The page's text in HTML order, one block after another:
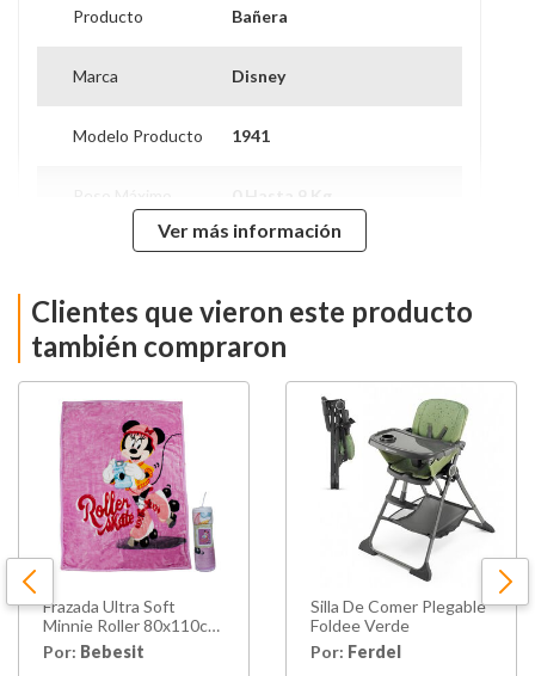
Producto Bañera
Marca Disney
Modelo Producto 1941
31 Cm
Ancho 28 Cm
Hecho en
Ver más información
Clientes que vieron este producto
también compraron
Frazada Ultra Soft
Minnie Roller 80x110cm
Rosado Disney
Por: Bebesit
Silla De Comer Plegable
Foldee Verde
Por: Ferdel